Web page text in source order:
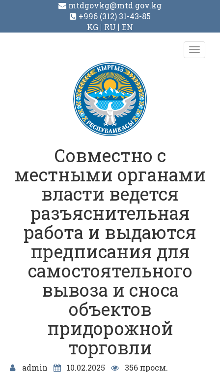
mtdgovkg@mtd.gov.kg
+996 (312) 31-43-85
KG
RU EN
Toggle
Совместно с
местными органами
власти ведется
разъяснительная
работа и выдаются
предписания для
самостоятельного
вывоза и сноса
объектов
придорожной
торговли
admin 10.02.2025
356 просм.